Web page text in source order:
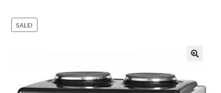
Корисничка подршка
SALE!